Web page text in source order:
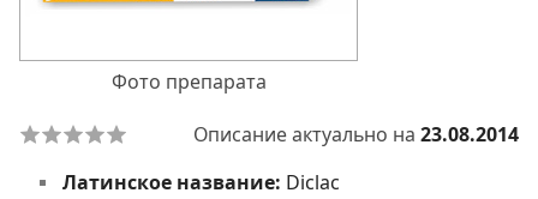
Фото препарата
Описание актуально на 23.08.2014
Латинское название: Diclac